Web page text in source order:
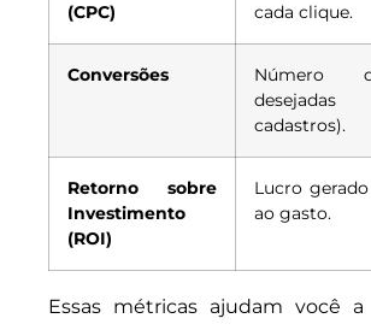
(CPC)
cada clique.
Conversões
Número
desejadas
cadastros).
Retorno sobre
Investimento
(ROI)
Lucro
ao gasto.
Essas métricas ajudam você